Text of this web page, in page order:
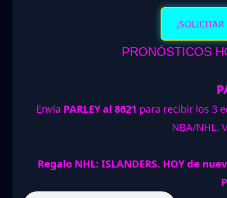
PRONÓSTICOS
Envía PARLEY al 8621 para recibir los 3
NBA/NHL.
Regalo NHL: ISLANDERS. HOY de